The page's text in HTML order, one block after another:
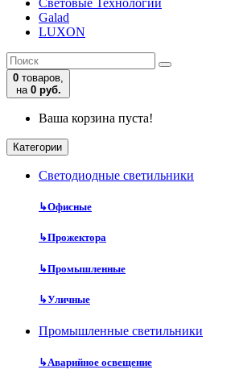
Световые Технологии
Galad
LUXON
0 товаров,
на 0 руб.
Ваша корзина пуста!
Категории
Cветодиодные светильники
↳Офисные
↳Прожектора
↳Промышленные
↳Уличные
Промышленные светильники
↳Аварийное освещение